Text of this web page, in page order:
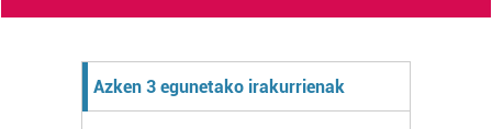
Azken 3 egunetako irakurrienak